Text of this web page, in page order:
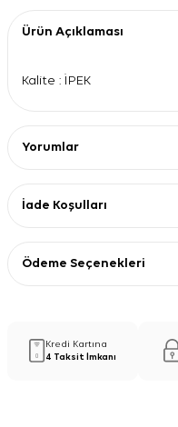
Ürün Açıklaması
Kalite : İPEK
Yorumlar
İade Koşulları
Ödeme Seçenekleri
Kredi Kartına
4 Taksit İmkanı